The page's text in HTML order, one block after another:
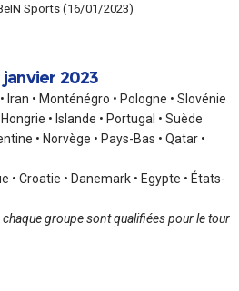
Sports (16/01/2023)
janvier 2023
• Iran • Monténégro • Pologne • Slovénie
• Islande • Portugal • Suède
• Norvège • Pays-Bas • Qatar •
• Croatie • Danemark • Egypte • États-
groupe sont qualifiées pour le tour